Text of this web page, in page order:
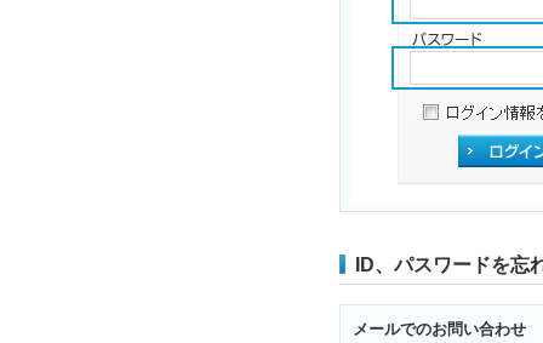
ID、パスワードを忘
メールでのお問い合わせ